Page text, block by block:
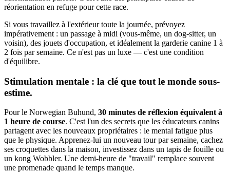
réorientation en refuge pour cette race.
Si vous travaillez à l'extérieur toute la journée, prévoyez
impérativement : un passage à midi (vous-même, un dog-sitter, un
voisin), des jouets d'occupation, et idéalement la garderie canine 1 à
2 fois par semaine. Ce n'est pas un luxe — c'est une condition
d'équilibre.
Stimulation mentale : la clé que tout le monde sous-
estime.
Pour le Norwegian Buhund, 30 minutes de réflexion équivalent à
1 heure de course. C'est l'un des secrets que les éducateurs canins
partagent avec les nouveaux propriétaires : le mental fatigue plus
que le physique. Apprenez-lui un nouveau tour par semaine, cachez
ses croquettes dans la maison, investissez dans un tapis de fouille ou
un kong Wobbler. Une demi-heure de "travail" remplace souvent
une promenade quand le temps manque.